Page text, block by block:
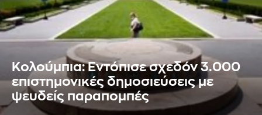
Κολούμπια: Eντόπισε σχεδόν 3.000
επιστημονικές δημοσιεύσεις με
ψευδείς παραπομπές